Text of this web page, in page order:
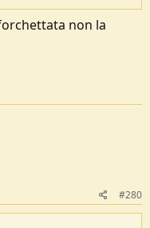
non la
#280